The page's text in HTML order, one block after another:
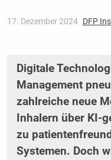
17. Dezember 2024 DFP
Digitale
Management
zahlreiche neue
Inhalern über KI-
zu
Systemen. Doch